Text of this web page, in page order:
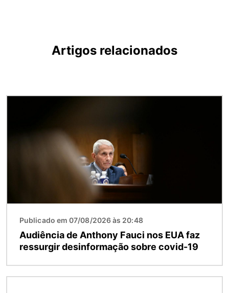
Artigos relacionados
Publicado em 07/08/2026 às 20:48
Audiência de Anthony Fauci nos EUA faz
ressurgir desinformação sobre covid-19